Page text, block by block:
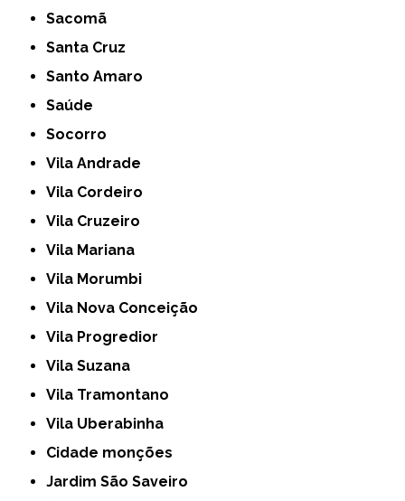
Sacomã
Santa Cruz
Santo Amaro
Saúde
Socorro
Vila Andrade
Vila Cordeiro
Vila Cruzeiro
Vila Mariana
Vila Morumbi
Vila Nova Conceição
Vila Progredior
Vila Suzana
Vila Tramontano
Vila Uberabinha
cidade monções
jardim São Saveiro